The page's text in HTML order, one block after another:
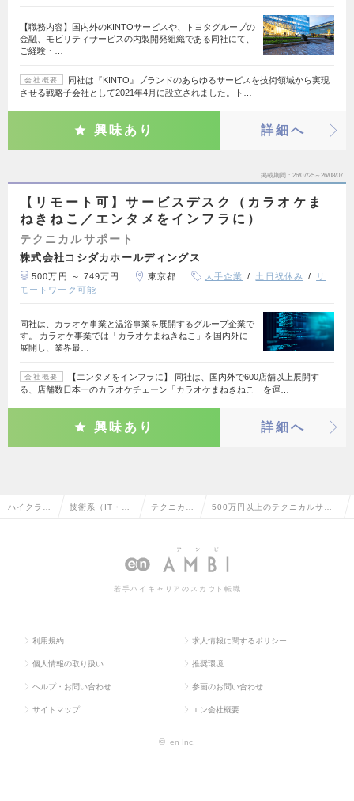
【職務内容】国内外のKINTOサービスや、トヨタグループの
金融、モビリティサービスの内製開発組織である同社にて、
ご経験・…
会社概要
同社は『KINTO』ブランドのあらゆるサービスを技術領域から実現
させる戦略子会社として2021年4月に設立されました。ト…
興味あり 詳細へ
掲載期間 26/07/25～26/08/07
【リモート可】サービスデスク（カラオケま
ねきねこ／エンタメをインフラに）
テクニカルサポート
株式会社コシダカホールディングス
500万円 ～ 749万円 東京都 大手企業 土日祝休み
リ
モートワーク可能
同社は、カラオケ事業と温浴事業を展開するグループ企業で
す。 カラオケ事業では「カラオケまねきねこ」を国内外に
展開し、業界最…
会社概要
【エンタメをインフラに】 同社は、国内外で600店舗以上展開す
る、店舗数日本一のカラオケチェーン「カラオケまねきねこ」を運…
興味あり 詳細へ
ハイクラス 技術系（IT・W テクニカル 500万円以上のテクニカルサポ
若手ハイキャリアのスカウト転職
利用規約 求人情報に関するポリシー
個人情報の取り扱い 推奨環境
ヘルプ・お問い合わせ 参画のお問い合わせ
サイトマップ エン会社概要
© en Inc.